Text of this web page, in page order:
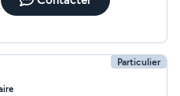
Particulier